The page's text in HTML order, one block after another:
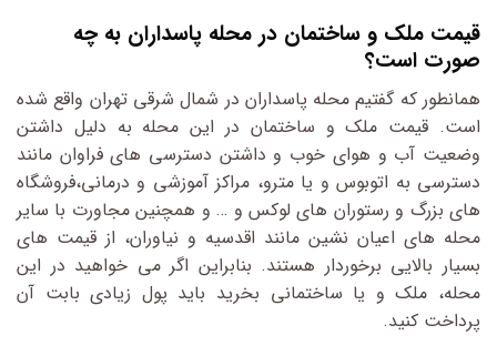
قیمت ملک و ساختمان در محله پاسداران به چه
صورت است؟
همانطور که گفتیم محله پاسداران در شمال شرقی تهران واقع شده
است. قیمت ملک و ساختمان در این محله به دلیل داشتن
وضعیت آب و هوای خوب و داشتن دسترسی های فراوان مانند
دسترسی به اتوبوس و یا مترو، مراکز آموزشی و درمانی،فروشگاه
های بزرگ و رستوران های لوکس و … و همچنین مجاورت با سایر
محله های اعیان نشین مانند اقدسیه و نیاوران، از قیمت های
بسیار بالایی برخوردار هستند. بنابراین اگر می خواهید در این
محله، ملک و یا ساختمانی بخرید باید پول زیادی بابت آن
پرداخت کنید.